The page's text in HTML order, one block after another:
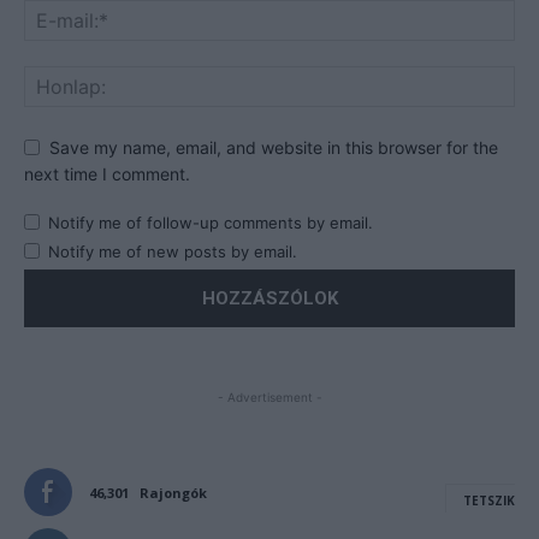
Save my name, email, and website in this browser for the
next time I comment.
Notify me of follow-up comments by email.
Notify me of new posts by email.
- Advertisement -
46,301 Rajongók TETSZIK